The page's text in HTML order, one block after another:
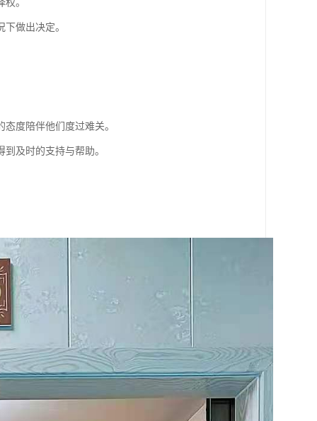
。
做出决定。
度陪伴他们度过难关。
及时的支持与帮助。